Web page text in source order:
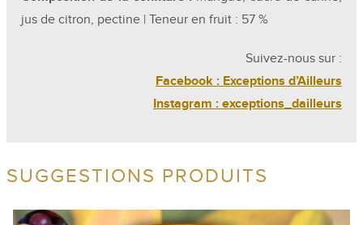
jus de citron, pectine | Teneur en fruit : 57 %
Suivez-nous sur :
Facebook : Exceptions d’Ailleurs
Instagram : exceptions_dailleurs
SUGGESTIONS PRODUITS